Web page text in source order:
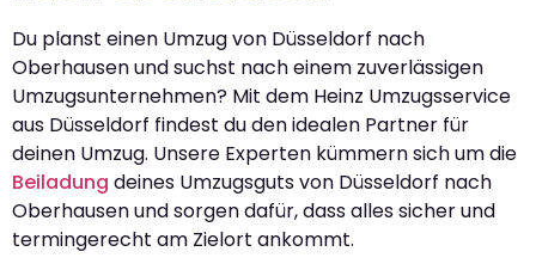
Du planst einen Umzug von Düsseldorf nach
Oberhausen und suchst nach einem zuverlässigen
Umzugsunternehmen? Mit dem Heinz Umzugsservice
aus Düsseldorf findest du den idealen Partner für
deinen Umzug. Unsere Experten kümmern sich um die
Beiladung deines Umzugsguts von Düsseldorf nach
Oberhausen und sorgen dafür, dass alles sicher und
termingerecht am Zielort ankommt.